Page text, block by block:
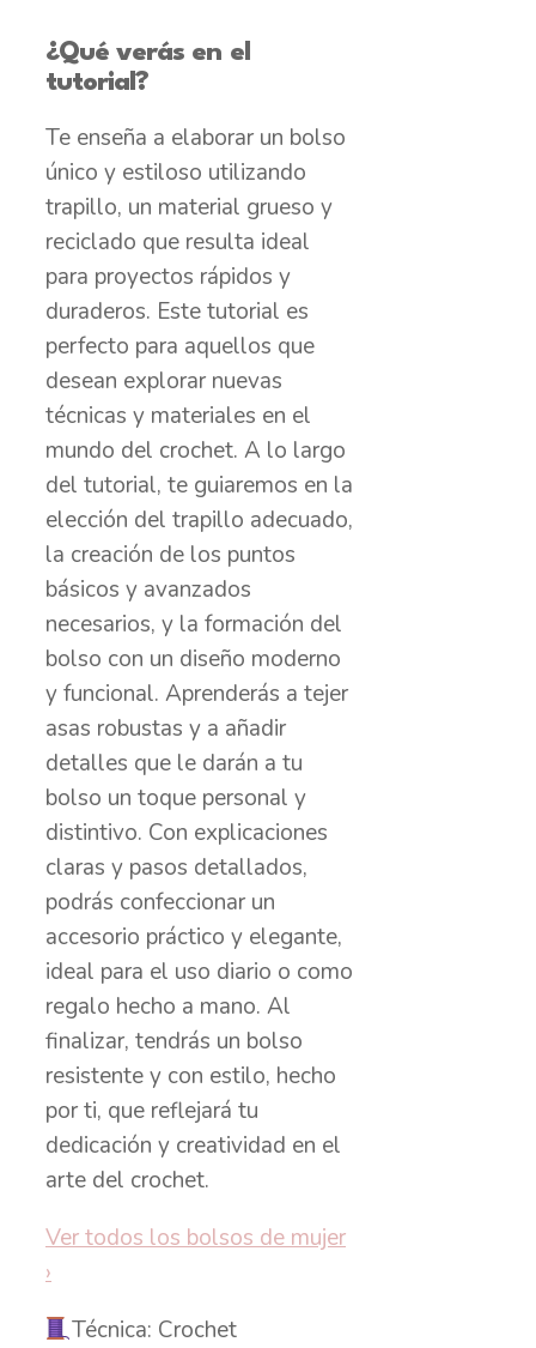
¿Qué verás en el
tutorial?
Te enseña a elaborar un bolso
único y estiloso utilizando
trapillo, un material grueso y
reciclado que resulta ideal
para proyectos rápidos y
duraderos. Este tutorial es
perfecto para aquellos que
desean explorar nuevas
técnicas y materiales en el
mundo del crochet. A lo largo
del tutorial, te guiaremos en la
elección del trapillo adecuado,
la creación de los puntos
básicos y avanzados
necesarios, y la formación del
bolso con un diseño moderno
y funcional. Aprenderás a tejer
asas robustas y a añadir
detalles que le darán a tu
bolso un toque personal y
distintivo. Con explicaciones
claras y pasos detallados,
podrás confeccionar un
accesorio práctico y elegante,
ideal para el uso diario o como
regalo hecho a mano. Al
finalizar, tendrás un bolso
resistente y con estilo, hecho
por ti, que reflejará tu
dedicación y creatividad en el
arte del crochet.
Ver todos los bolsos de mujer
›
Técnica: Crochet